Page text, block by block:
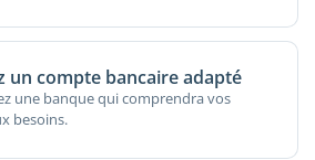
un compte bancaire adapté
une banque qui comprendra vos
besoins.